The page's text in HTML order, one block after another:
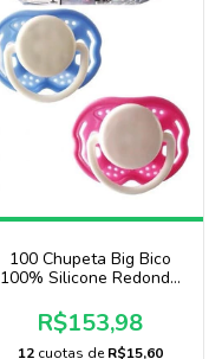
100 Chupeta Big Bico
100% Silicone Redondo
R$153,98
12 cuotas deR$15,60